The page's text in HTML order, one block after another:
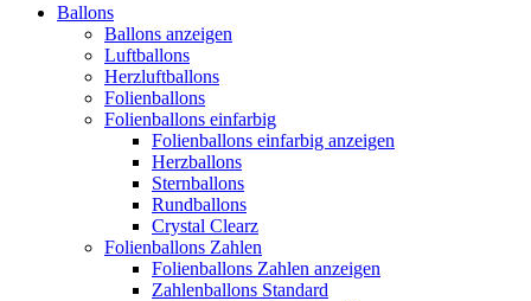
Ballons
Ballons anzeigen
Luftballons
Herzluftballons
Folienballons
Folienballons einfarbig
Folienballons einfarbig anzeigen
Herzballons
Sternballons
Rundballons
Crystal Clearz
Folienballons Zahlen
Folienballons Zahlen anzeigen
Zahlenballons Standard